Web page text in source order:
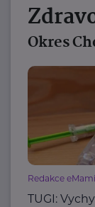
Okres
Redakce
TUGI: